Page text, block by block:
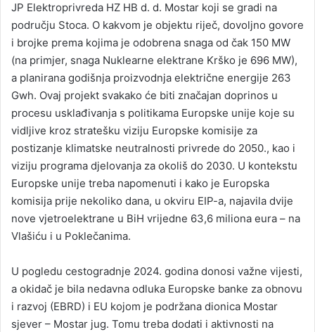
JP Elektroprivreda HZ HB d. d. Mostar koji se gradi na
području Stoca. O kakvom je objektu riječ, dovoljno govore
i brojke prema kojima je odobrena snaga od čak 150 MW
(na primjer, snaga Nuklearne elektrane Krško je 696 MW),
a planirana godišnja proizvodnja električne energije 263
Gwh. Ovaj projekt svakako će biti značajan doprinos u
procesu usklađivanja s politikama Europske unije koje su
vidljive kroz stratešku viziju Europske komisije za
postizanje klimatske neutralnosti privrede do 2050., kao i
viziju programa djelovanja za okoliš do 2030. U kontekstu
Europske unije treba napomenuti i kako je Europska
komisija prije nekoliko dana, u okviru EIP-a, najavila dvije
nove vjetroelektrane u BiH vrijedne 63,6 miliona eura – na
Vlašiću i u Poklečanima.
U pogledu cestogradnje 2024. godina donosi važne vijesti,
a okidač je bila nedavna odluka Europske banke za obnovu
i razvoj (EBRD) i EU kojom je podržana dionica Mostar
sjever – Mostar jug. Tomu treba dodati i aktivnosti na